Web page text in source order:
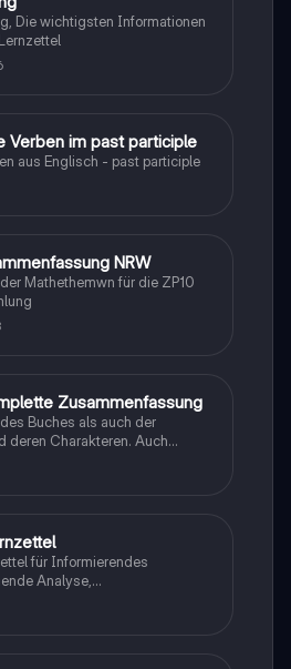
Die wichtigsten Informationen
Verben im past participle
aus Englisch - past participle
NRW
Mathethemwn für die ZP10
Zusammenfassung
Buches als auch der
deren Charakteren. Auch
ohne KI erstellt
für Informierendes
Analyse,